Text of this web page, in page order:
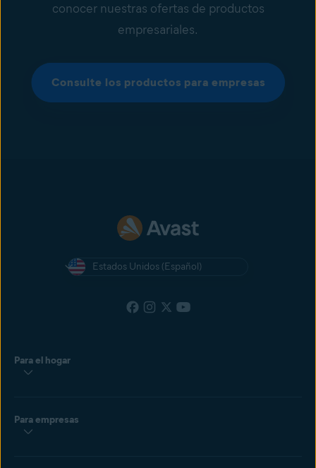
conocer nuestras ofertas de productos
empresariales.
Consulte los productos para empresas
Estados Unidos (Español)
Para el hogar
Para empresas